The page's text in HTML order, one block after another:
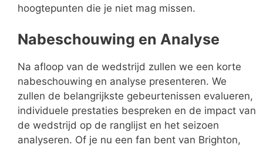
hoogtepunten die je niet mag missen.
Nabeschouwing en Analyse
Na afloop van de wedstrijd zullen we een korte
nabeschouwing en analyse presenteren. We
zullen de belangrijkste gebeurtenissen evalueren,
individuele prestaties bespreken en de impact van
de wedstrijd op de ranglijst en het seizoen
analyseren. Of je nu een fan bent van Brighton,